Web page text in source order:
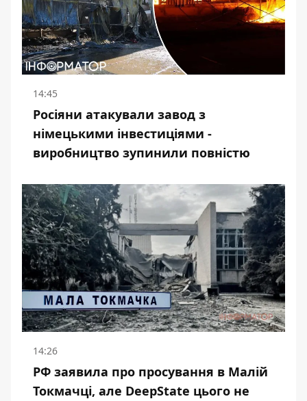
14:45
Росіяни атакували завод з
німецькими інвестиціями -
виробництво зупинили повністю
14:26
РФ заявила про просування в Малій
Токмачці, але DeepState цього не